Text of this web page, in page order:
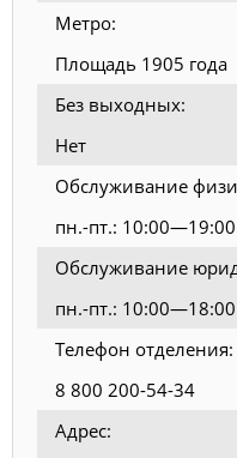
Метро:
Площадь 1905 года
Без выходных:
Нет
Обслуживание
пн.-пт.:
Обслуживание
пн.-пт.: 10:00—18:00
Телефон отделения:
8 800 200-54-34
Адрес: